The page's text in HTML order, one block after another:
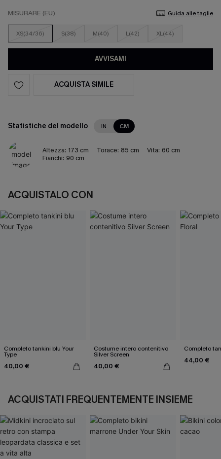
MISURARE (EU) Guida alle taglie
XS(34/36) S(38) M(40) L(42) XL(44)
AVVISAMI
ACQUISTA SIMILE
Statistiche del modello IN CM
Altezza: 173 cm Torace: 85 cm Vita: 60 cm
Fianchi: 90 cm
ACQUISTALO CON
Completo tankini blu Your
Type
40,00 €
Costume intero contenitivo
Silver Screen
40,00 €
Completo
44,00 €
ACQUISTATI FREQUENTEMENTE INSIEME